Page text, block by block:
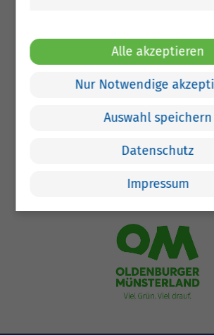
Alle akzeptieren
Nur Notwendige
Auswahl speichern
Datenschutz
Impressum